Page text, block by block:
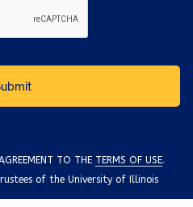
TO THE TERMS OF USE.
of the University of Illinois